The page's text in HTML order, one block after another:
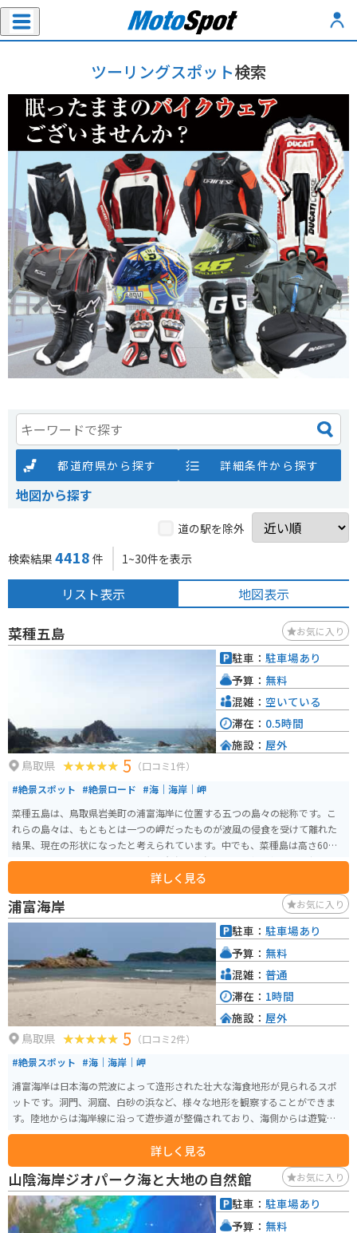
ツーリングスポット検索
都道府県から探す 詳細条件から探す
地図から探す
道の駅を除外
検索結果 4418 件 1~30件を表示
リスト表示 地図表示
菜種五島 お気に入り
鳥取県 5 （口コミ1件）
#絶景スポット #絶景ロード #海｜海岸｜岬
菜種五島は、鳥取県岩美町の浦富海岸に位置する五つの島々の総称です。こ
れらの島々は、もともとは一つの岬だったものが波風の侵食を受けて離れた
結果、現在の形状になったと考えられています。中でも、菜種島は高さ60メ
ートル、周囲400メートルの巨大な岩島で、春になると崖の中腹に野生の菜の
花が咲き誇り、美しい景色が広がります。ハイキングや写真撮影の絶好のス
ポットであり、自然の力と美しさを感じることができます。城原展望台から
の眺めが特におすすめです。
詳しく見る
駐車： 駐車場あり
予算： 無料
混雑： 空いている
滞在： 0.5時間
施設： 屋外
浦富海岸 お気に入り
鳥取県 5 （口コミ2件）
#絶景スポット #海｜海岸｜岬
浦富海岸は日本海の荒波によって造形された壮大な海食地形が見られるスポ
ットです。洞門、洞窟、白砂の浜など、様々な地形を観察することができま
す。陸地からは海岸線に沿って遊歩道が整備されており、海側からは遊覧船
が運行しているので、水しぶきや潮風を感じながら、陸側からは見ることの
できない絶景を見ることができます。詳しく見る
駐車： 駐車場あり
予算： 無料
混雑： 普通
滞在： 1時間
施設： 屋外
山陰海岸ジオパーク海と大地の自然館 お気に入り
駐車： 駐車場あり
予算： 無料